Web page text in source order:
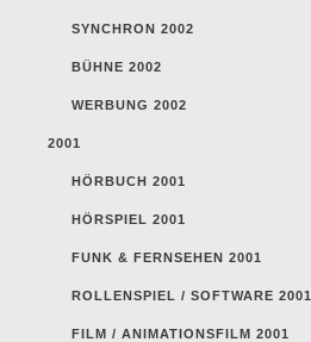
SYNCHRON 2002
BÜHNE 2002
WERBUNG 2002
2001
HÖRBUCH 2001
HÖRSPIEL 2001
FUNK & FERNSEHEN 2001
ROLLENSPIEL / SOFTWARE 2001
FILM / ANIMATIONSFILM 2001